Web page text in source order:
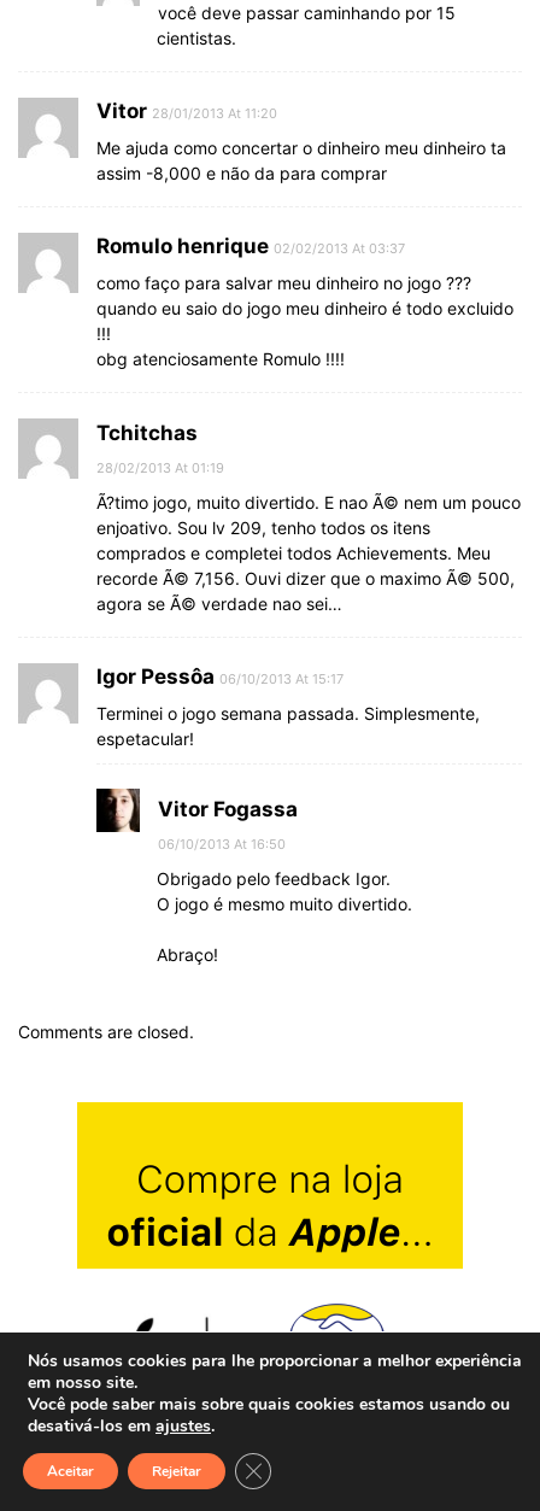
você deve passar caminhando por 15
cientistas.
Vitor 28/01/2013 At 11:20
Me ajuda como concertar o dinheiro meu dinheiro ta
assim -8,000 e não da para comprar
Romulo henrique 02/02/2013 At 03:37
como faço para salvar meu dinheiro no jogo ???
quando eu saio do jogo meu dinheiro é todo excluido
!!!
obg atenciosamente Romulo !!!!
Tchitchas
28/02/2013 At 01:19
Ã?timo jogo, muito divertido. E nao Ã© nem um pouco
enjoativo. Sou lv 209, tenho todos os itens
comprados e completei todos Achievements. Meu
recorde Ã© 7,156. Ouvi dizer que o maximo Ã© 500,
agora se Ã© verdade nao sei…
Igor Pessôa 06/10/2013 At 15:17
Terminei o jogo semana passada. Simplesmente,
espetacular!
Vitor Fogassa
06/10/2013 At 16:50
Obrigado pelo feedback Igor.
O jogo é mesmo muito divertido.
Abraço!
Comments are closed.
Nós usamos cookies para lhe proporcionar a melhor experiência
em nosso site.
Você pode saber mais sobre quais cookies estamos usando ou
desativá-los em ajustes.
Aceitar Rejeitar Close GDPR Cookie Banner